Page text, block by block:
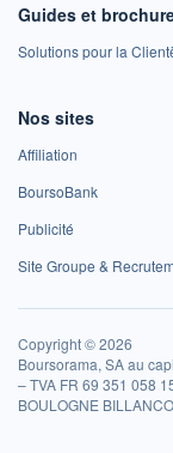
Guides et
Solutions pour la
Nos sites
Affiliation
BoursoBank
Publicité
Site Groupe &
Copyright © 2026
Boursorama, SA au
– TVA FR 69 351 058
BOULOGNE